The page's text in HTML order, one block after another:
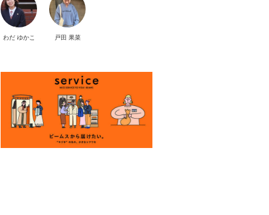
わだ ゆかこ 戸田 果菜